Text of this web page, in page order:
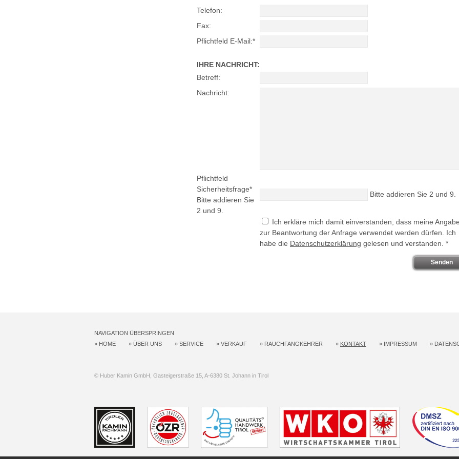
Telefon:
Fax:
Pflichtfeld E-Mail:*
IHRE NACHRICHT:
Betreff:
Nachricht:
Pflichtfeld
Sicherheitsfrage*
Bitte addieren Sie
2 und 9.
Bitte addieren Sie 2 und 9.
Ich erkläre mich damit einverstanden, dass meine
zur Beantwortung der Anfrage verwendet werden dürfen. Ich
habe die Datenschutzerklärung gelesen und verstanden. *
NAVIGATION ÜBERSPRINGEN
» HOME » ÜBER UNS » SERVICE » VERKAUF » RAUCHFANGKEHRER » KONTAKT » IMPRESSUM »
© Huber Kamin GmbH, Gasteigerstraße 15, A-6380 St. Johann in Tirol